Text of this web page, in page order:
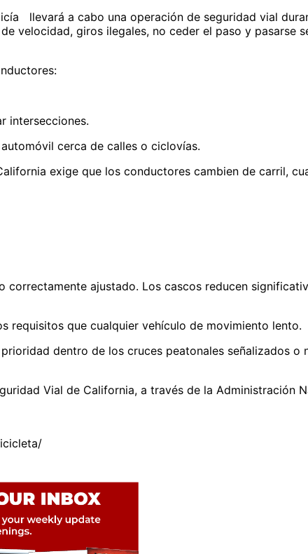
llevará a cabo una operación de seguridad vial
velocidad, giros ilegales, no ceder el paso y pasarse
cerca de calles o ciclovías.
exige que los conductores cambien de carril,
ajustado. Los cascos reducen
que cualquier vehículo de movimiento lento.
dentro de los cruces peatonales señalizados o
Vial de California, a través de la Administración